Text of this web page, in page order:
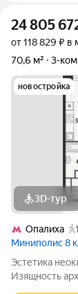
24 805
от 118 829 ₽ в
70,6 м²
3-
новостройка
3D-тур
Опалиха
Миниполис 8
Эстетика
Изящность